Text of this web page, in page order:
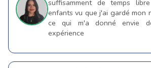
suffisamment de temps
enfants vu que j'ai gardé mon
ce qui m'a donné envie
expérience